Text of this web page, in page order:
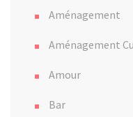
Aménagement
Aménagement
Amour
Bar